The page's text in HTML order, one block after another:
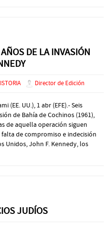
DE LA INVASIÓN
Director de Edición
(EE. UU.), 1 abr (EFE).- Seis
de Bahía de Cochinos (1961),
de aquella operación siguen
de compromiso e indecisión
Unidos, John F. Kennedy, los
JUDÍOS